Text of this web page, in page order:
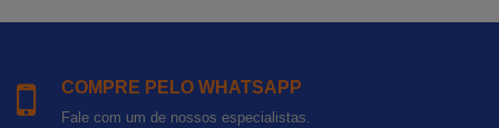
COMPRE PELO WHATSAPP
Fale com um de nossos especialistas.